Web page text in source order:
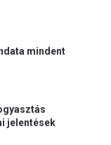
mindent
jelentések